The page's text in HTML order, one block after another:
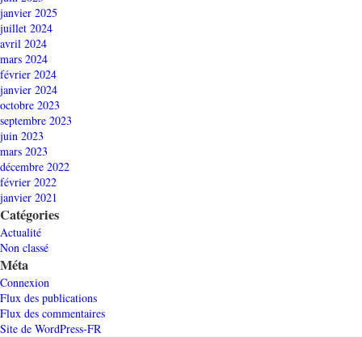
janvier 2025
juillet 2024
avril 2024
mars 2024
février 2024
janvier 2024
octobre 2023
septembre 2023
juin 2023
mars 2023
décembre 2022
février 2022
janvier 2021
Catégories
Actualité
Non classé
Méta
Connexion
Flux des publications
Flux des commentaires
Site de WordPress-FR